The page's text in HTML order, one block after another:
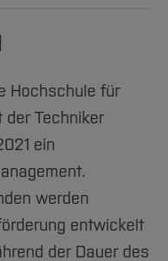
Hochschule für
der Techniker
ein
werden
entwickelt
der Dauer des